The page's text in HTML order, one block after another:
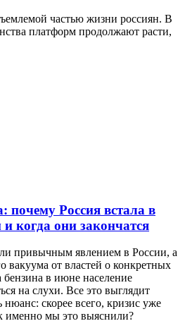
частью жизни россиян. В
платформ продолжают расти,
почему Россия встала в
когда они закончатся
привычным явлением в России, а
от властей о конкретных
бензина в июне население
на слухи. Все это выглядит
нюанс: скорее всего, кризис уже
именно мы это выяснили?